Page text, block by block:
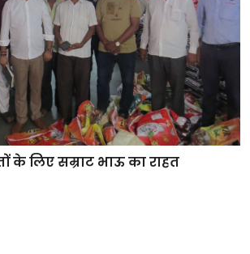
के लिए सम्राट भाऊ का राहत